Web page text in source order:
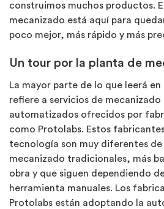
construimos muchos productos.
mecanizado está aquí para
poco mejor, más rápido y más
Un tour por la planta de
La mayor parte de lo que leerá en
refiere a servicios de
automatizados ofrecidos por
como Protolabs. Estos
tecnología son muy diferentes
mecanizado tradicionales, más
obra y que siguen dependiendo
herramienta manuales. Los
Protolabs están adoptando la